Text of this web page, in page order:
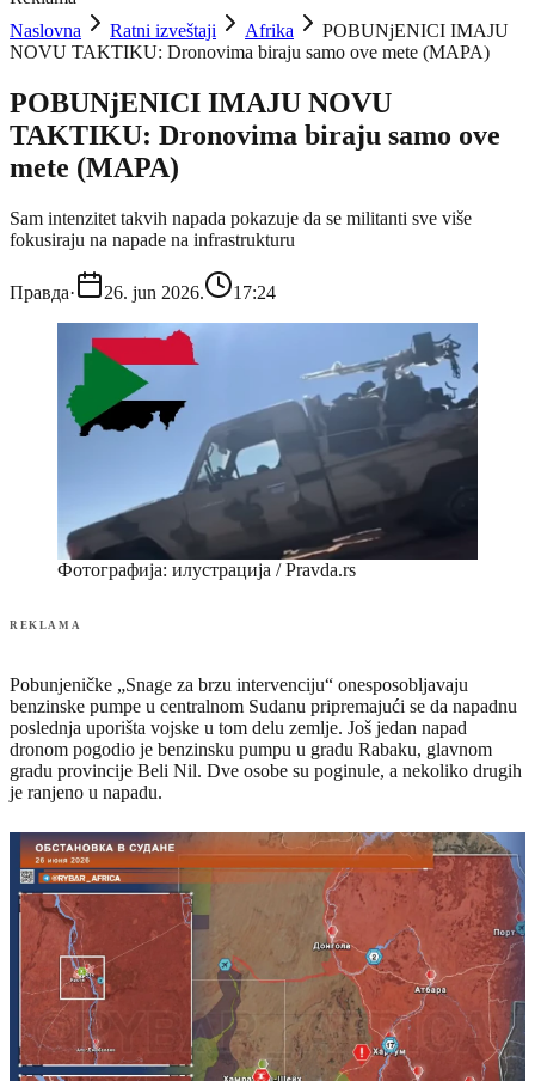
Naslovna
Ratni izveštaji Afrika
POBUNjENICI IMAJU
NOVU TAKTIKU: Dronovima biraju samo ove mete (MAPA)
POBUNjENICI IMAJU NOVU
TAKTIKU: Dronovima biraju samo ove
mete (MAPA)
Sam intenzitet takvih napada pokazuje da se militanti sve više
fokusiraju na napade na infrastrukturu
Правда· 26. jun 2026. 17:24
Фотографија: илустрација / Pravda.rs
REKLAMA
Pobunjeničke „Snage za brzu intervenciju“ onesposobljavaju
benzinske pumpe u centralnom Sudanu pripremajući se da napadnu
poslednja uporišta vojske u tom delu zemlje. Još jedan napad
dronom pogodio je benzinsku pumpu u gradu Rabaku, glavnom
gradu provincije Beli Nil. Dve osobe su poginule, a nekoliko drugih
je ranjeno u napadu.